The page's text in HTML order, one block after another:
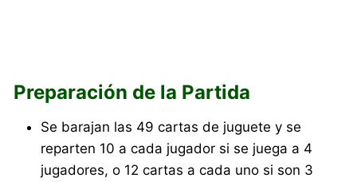
Preparación de la Partida
Se barajan las 49 cartas de juguete y se
reparten 10 a cada jugador si se juega a 4
jugadores, o 12 cartas a cada uno si son 3